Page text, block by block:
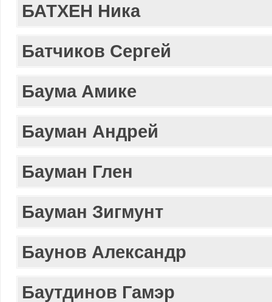
БАТХЕН Ника
Батчиков Сергей
Баума Амике
Бауман Андрей
Бауман Глен
Бауман Зигмунт
Баунов Александр
Баутдинов Гамэр